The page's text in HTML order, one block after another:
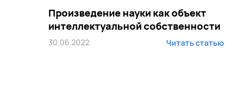
Произведение науки как объект
интеллектуальной собственности
30.06.2022 Читать статью